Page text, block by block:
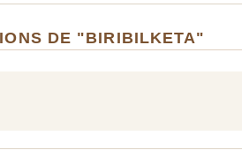
DE "BIRIBILKETA"